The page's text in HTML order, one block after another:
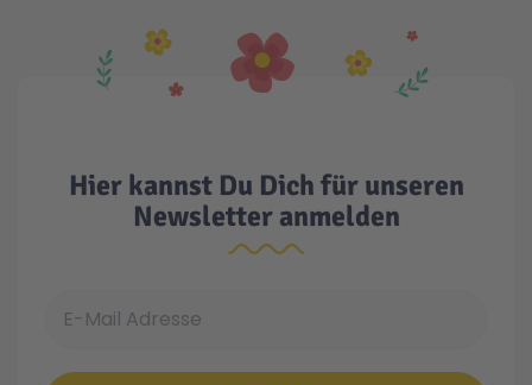
Hier kannst Du Dich für unseren
Newsletter anmelden